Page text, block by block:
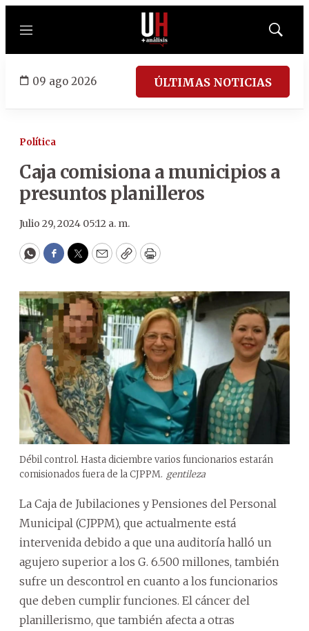
Menú
Mostrar
09 ago 2026 ÚLTIMAS NOTICIAS
Política
Caja comisiona a municipios a
presuntos planilleros
Julio 29, 2024 05:12 a. m.
WhatsApp
Facebook
Twitter
EmailCopyPrint
Débil control. Hasta diciembre varios funcionarios estarán
comisionados fuera de la CJPPM. gentileza
La Caja de Jubilaciones y Pensiones del Personal
Municipal (CJPPM), que actualmente está
intervenida debido a que una auditoría halló un
agujero superior a los G. 6.500 millones, también
sufre un descontrol en cuanto a los funcionarios
que deben cumplir funciones. El cáncer del
planillerismo, que también afecta a otras